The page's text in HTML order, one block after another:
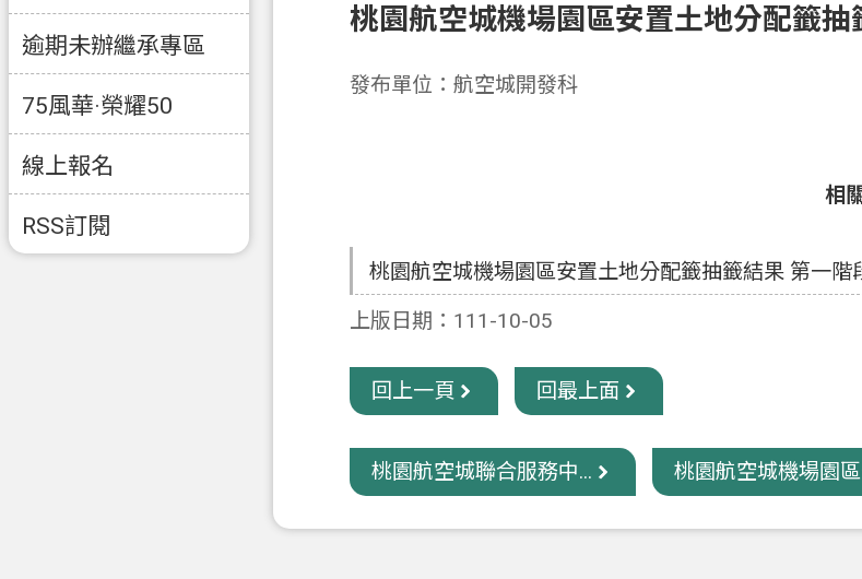
逾期未辦繼承專區
75風華·榮耀50
線上報名
RSS訂閱
桃園航空城機場園區安置土地分配籤
發布單位：航空城開發科
相
桃園航空城機場園區安置土地分配籤抽籤結果 第一階
上版日期：111-10-05
回上一頁 回最上面
桃園航空城聯合服務中... 桃園航空城機場園區